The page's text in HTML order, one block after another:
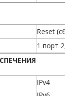
Reset
1 порт
IPv4